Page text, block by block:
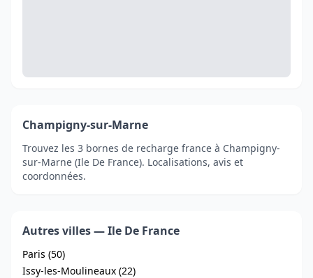
Champigny-sur-Marne
Trouvez les 3 bornes de recharge france à Champigny-
sur-Marne (Ile De France). Localisations, avis et
coordonnées.
Autres villes — Ile De France
Paris (50)
Issy-les-Moulineaux (22)